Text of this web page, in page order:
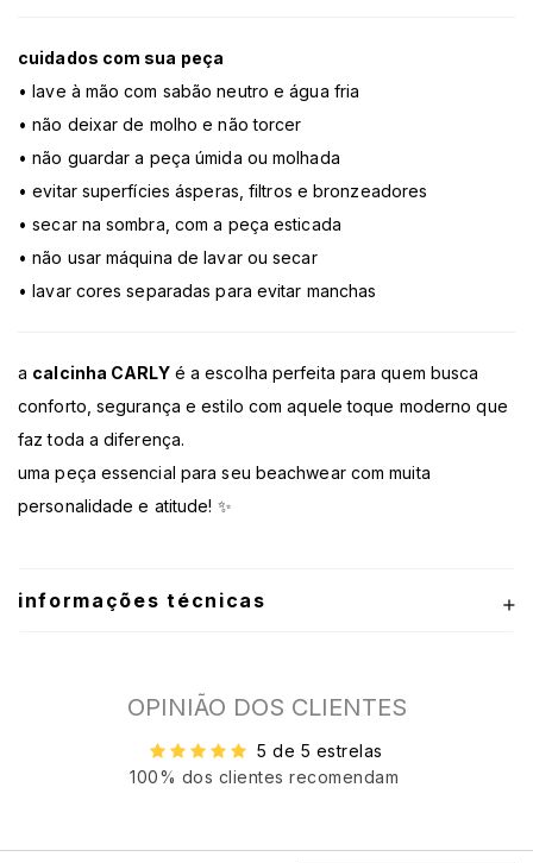
cuidados com sua peça
• lave à mão com sabão neutro e água fria
• não deixar de molho e não torcer
• não guardar a peça úmida ou molhada
• evitar superfícies ásperas, filtros e bronzeadores
• secar na sombra, com a peça esticada
• não usar máquina de lavar ou secar
• lavar cores separadas para evitar manchas
a calcinha CARLYé a escolha perfeita para quem busca
conforto, segurança e estilo com aquele toque moderno que
faz toda a diferença.
uma peça essencial para seu beachwear com muita
personalidade e atitude! ✨
informações técnicas
OPINIÃO DOS CLIENTES
5 de 5 estrelas
100% dos clientes recomendam